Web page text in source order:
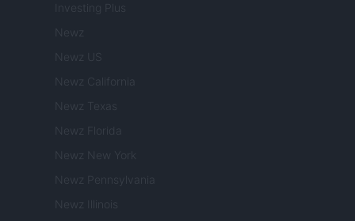
Investing Plus
Newz
Newz US
Newz California
Newz Texas
Newz Florida
Newz New York
Newz Pennsylvania
Newz Illinois